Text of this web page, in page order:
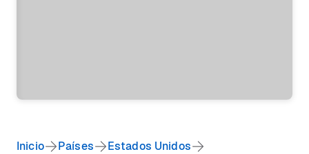
Inicio Países
Estados Unidos